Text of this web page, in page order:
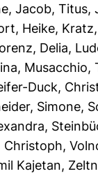
, Jacob, Titus,
Heike,
Delia,
, Musacchio,
Duck,
Simone,
,
Christoph,
Kajetan,